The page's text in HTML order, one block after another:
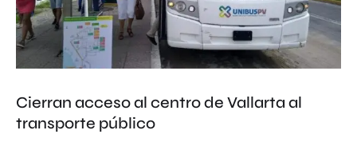
Cierran acceso al centro de Vallarta al
transporte público